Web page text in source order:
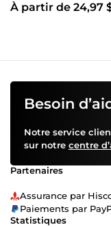
À partir de 24,97
Besoin
Notre service
sur notre centre
Partenaires
Assurance par
Paiements par
Statistiques